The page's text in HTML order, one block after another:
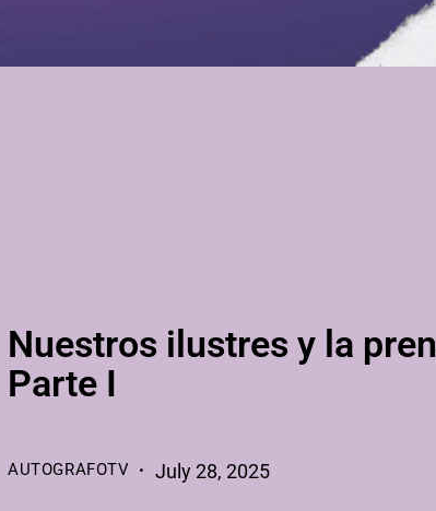
Nuestros ilustres y la
Parte I
AUTOGRAFOTV July 28, 2025